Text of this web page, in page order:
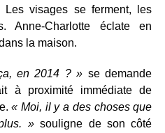
Les visages se ferment, les
Anne-Charlotte éclate en
la maison.
en 2014 ? » se demande
à proximité immédiate de
« Moi, il y a des choses que
»souligne de son côté